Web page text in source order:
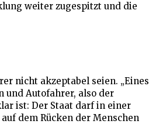
weiter zugespitzt und die
nicht akzeptabel seien. „Eines
und Autofahrer, also der
ist: Der Staat darf in einer
dem Rücken der Menschen